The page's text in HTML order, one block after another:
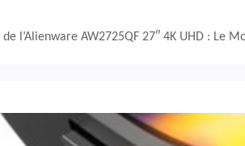
l’Alienware AW2725QF 27″ 4K UHD : Le